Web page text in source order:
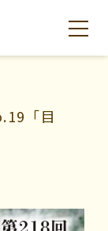
学びの場
「目